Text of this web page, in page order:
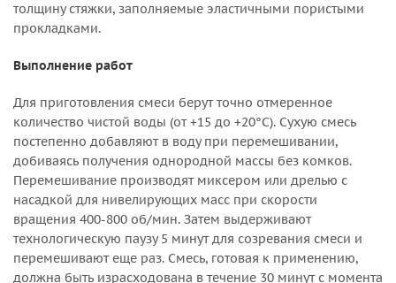
толщину стяжки, заполняемые эластичными пористыми
прокладками.
Выполнение работ
Для приготовления смеси берут точно отмеренное
количество чистой воды (от +15 до +20°C). Сухую смесь
постепенно добавляют в воду при перемешивании,
добиваясь получения однородной массы без комков.
Перемешивание производят миксером или дрелью с
насадкой для нивелирующих масс при скорости
вращения 400-800 об/мин. Затем выдерживают
технологическую паузу 5 минут для созревания смеси и
перемешивают еще раз. Смесь, готовая к применению,
должна быть израсходована в течение 30 минут с момента